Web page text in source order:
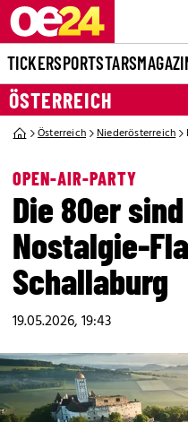
TICKERSPORTSTARS
ÖSTERREICH
Österreich Niederösterreich
OPEN-AIR-PARTY
Die 80er
Nostalgie-
Schallaburg
19.05.2026, 19:43